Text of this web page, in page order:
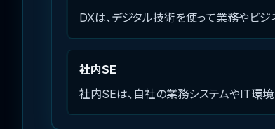
DXは、デジタル技術を使って業務やビジ
社内SE
社内SEは、自社の業務システムやIT環